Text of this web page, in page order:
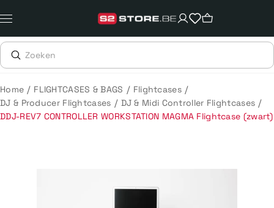
naar
content
Home / FLIGHTCASES & BAGS / Flightcases /
DJ & Producer Flightcases / DJ & Midi Controller Flightcases /
DDJ-REV7 CONTROLLER WORKSTATION MAGMA Flightcase (zwart)